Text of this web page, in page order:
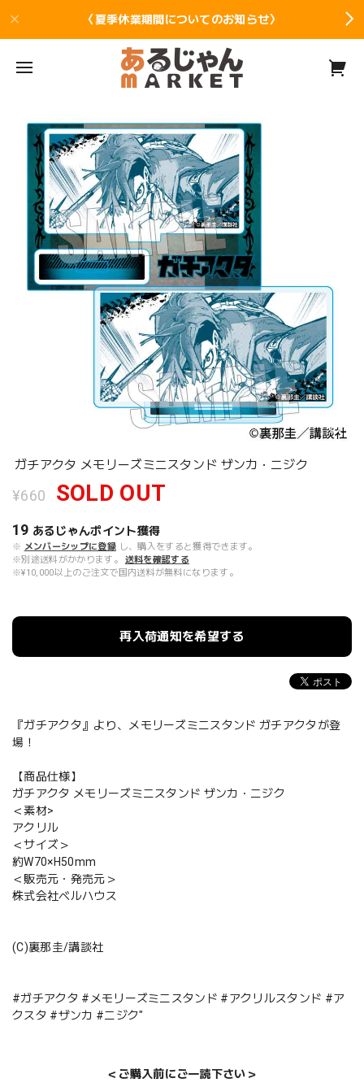
〈夏季休業期間についてのお知らせ〉
ガチアクタ メモリーズミニスタンド ザンカ・ニジク
¥660 SOLD OUT
19 あるじゃんポイント獲得
※ メンバーシップに登録 し、購入をすると獲得できます。
※別途送料がかかります。
送料を確認する
※¥10,000以上のご注文で国内送料が無料になります。
再入荷通知を希望する
『ガチアクタ』より、メモリーズミニスタンド ガチアクタが登
場！
【商品仕様】
ガチアクタ メモリーズミニスタンド ザンカ・ニジク
＜素材>
アクリル
＜サイズ＞
約W70×H50mm
＜販売元・発売元＞
株式会社ベルハウス
(C)裏那圭/講談社
#ガチアクタ #メモリーズミニスタンド #アクリルスタンド #ア
クスタ #ザンカ #ニジク"
＜ご購入前にご一読下さい＞